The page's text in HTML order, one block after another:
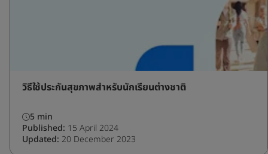
วิธีใช้ประกันสุขภาพสำหรับนักเรียนต่างชาติ
5 min
Published: 15 April 2024
Updated: 20 December 2023